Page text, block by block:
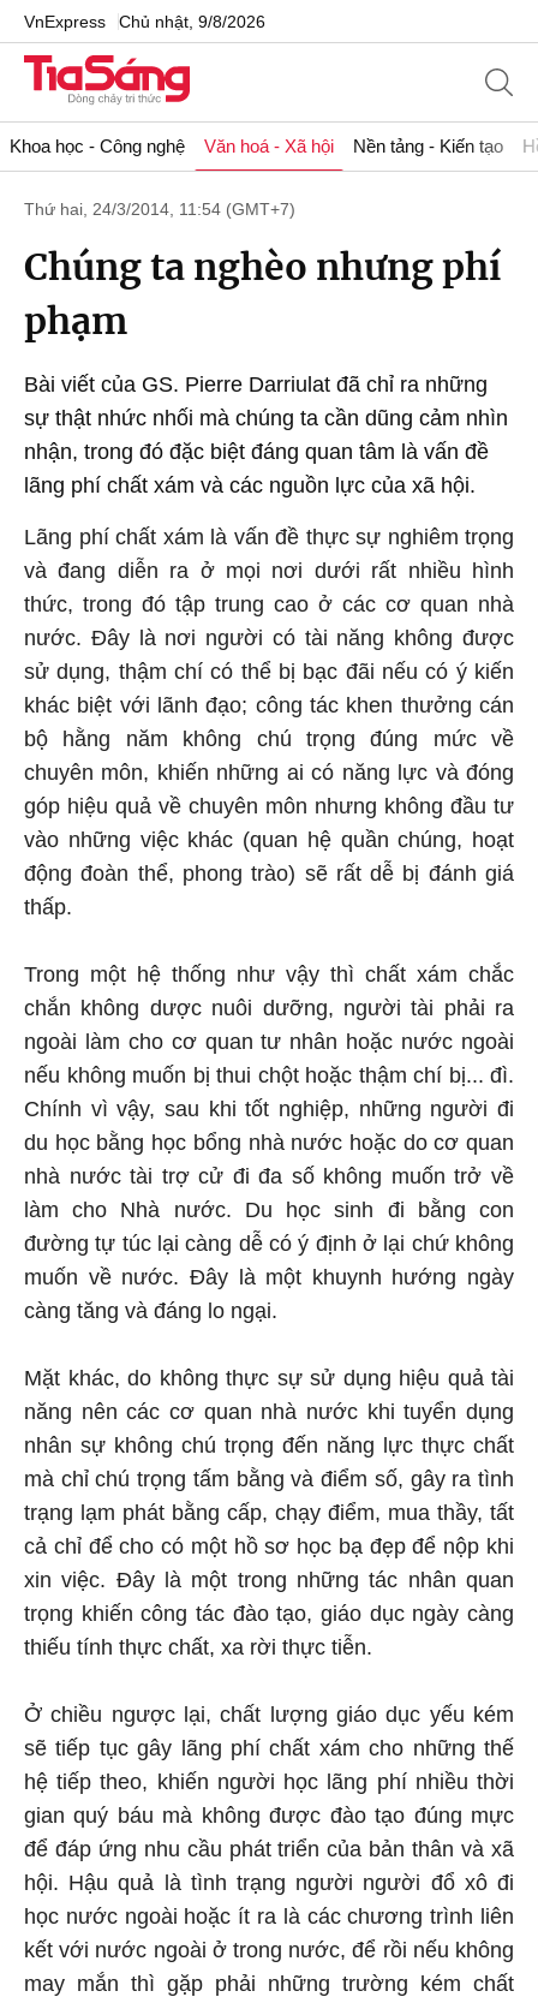
VnExpress Chủ nhật, 9/8/2026
Khoa học - Công nghệ Văn hoá - Xã hội Nền tảng - Kiến tạo
Thứ hai, 24/3/2014, 11:54 (GMT+7)
Chúng ta nghèo nhưng phí
phạm
Bài viết của GS. Pierre Darriulat đã chỉ ra những
sự thật nhức nhối mà chúng ta cần dũng cảm nhìn
nhận, trong đó đặc biệt đáng quan tâm là vấn đề
lãng phí chất xám và các nguồn lực của xã hội.
Lãng phí chất xám là vấn đề thực sự nghiêm trọng
và đang diễn ra ở mọi nơi dưới rất nhiều hình
thức, trong đó tập trung cao ở các cơ quan nhà
nước. Đây là nơi người có tài năng không được
sử dụng, thậm chí có thể bị bạc đãi nếu có ý kiến
khác biệt với lãnh đạo; công tác khen thưởng cán
bộ hằng năm không chú trọng đúng mức về
chuyên môn, khiến những ai có năng lực và đóng
góp hiệu quả về chuyên môn nhưng không đầu tư
vào những việc khác (quan hệ quần chúng, hoạt
động đoàn thể, phong trào) sẽ rất dễ bị đánh giá
thấp.
Trong một hệ thống như vậy thì chất xám chắc
chắn không dược nuôi dưỡng, người tài phải ra
ngoài làm cho cơ quan tư nhân hoặc nước ngoài
nếu không muốn bị thui chột hoặc thậm chí bị... đì.
Chính vì vậy, sau khi tốt nghiệp, những người đi
du học bằng học bổng nhà nước hoặc do cơ quan
nhà nước tài trợ cử đi đa số không muốn trở về
làm cho Nhà nước. Du học sinh đi bằng con
đường tự túc lại càng dễ có ý định ở lại chứ không
muốn về nước. Đây là một khuynh hướng ngày
càng tăng và đáng lo ngại.
Mặt khác, do không thực sự sử dụng hiệu quả tài
năng nên các cơ quan nhà nước khi tuyển dụng
nhân sự không chú trọng đến năng lực thực chất
mà chỉ chú trọng tấm bằng và điểm số, gây ra tình
trạng lạm phát bằng cấp, chạy điểm, mua thầy, tất
cả chỉ để cho có một hồ sơ học bạ đẹp để nộp khi
xin việc. Đây là một trong những tác nhân quan
trọng khiến công tác đào tạo, giáo dục ngày càng
thiếu tính thực chất, xa rời thực tiễn.
Ở chiều ngược lại, chất lượng giáo dục yếu kém
sẽ tiếp tục gây lãng phí chất xám cho những thế
hệ tiếp theo, khiến người học lãng phí nhiều thời
gian quý báu mà không được đào tạo đúng mực
để đáp ứng nhu cầu phát triển của bản thân và xã
hội. Hậu quả là tình trạng người người đổ xô đi
học nước ngoài hoặc ít ra là các chương trình liên
kết với nước ngoài ở trong nước, để rồi nếu không
may mắn thì gặp phải những trường kém chất